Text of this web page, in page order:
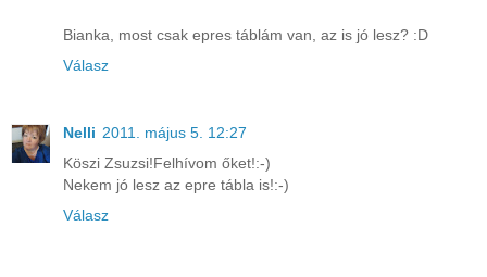
Bianka, most csak epres táblám van, az is jó lesz? :D
Válasz
Nelli 2011. május 5. 12:27
Köszi Zsuzsi!Felhívom őket!:-)
Nekem jó lesz az epre tábla is!:-)
Válasz